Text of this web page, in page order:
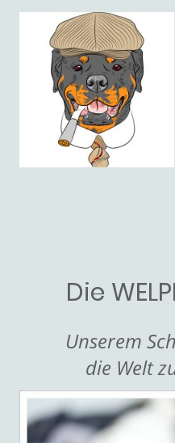
Die
Unserem
die Welt